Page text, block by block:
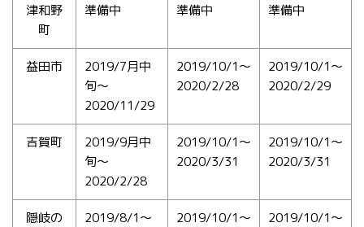
津和野
町
準備中 準備中 準備中
益田市
2019/7月中
旬〜
2020/11/29
2019/10/1〜
2020/2/28
2019/10/1〜
2020/2/29
吉賀町
2019/9月中
旬〜
2020/2/28
2019/10/1〜
2020/3/31
2019/10/1〜
2020/3/31
隠岐の
2019/8/1〜
2019/10/1〜
2019/10/1〜